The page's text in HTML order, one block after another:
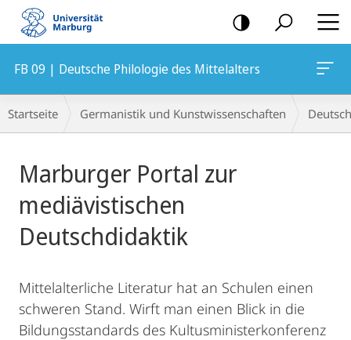
Mobile-
Navigation
FB 09 | Deutsche Philologie des Mittelalters
Breadcrumb-
Navigation
Startseite Germanistik und Kunstwissenschaften
Marburger Portal zur
mediävistischen
Deutschdidaktik
Mittelalterliche Literatur hat an Schulen einen
schweren Stand. Wirft man einen Blick in die
Bildungsstandards des Kultusministerkonferenz